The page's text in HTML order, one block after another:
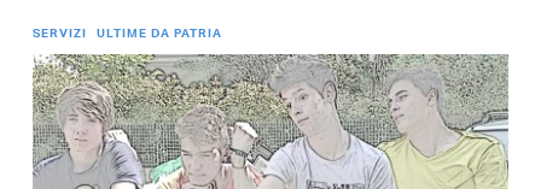
SERVIZI ULTIME DA PATRIA